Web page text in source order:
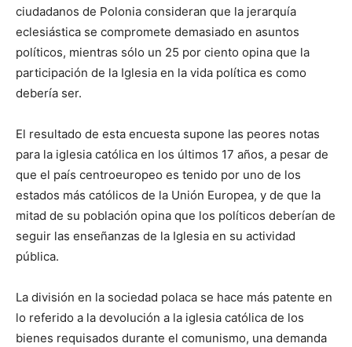
ciudadanos de Polonia consideran que la jerarquía
eclesiástica se compromete demasiado en asuntos
políticos, mientras sólo un 25 por ciento opina que la
participación de la Iglesia en la vida política es como
debería ser.
El resultado de esta encuesta supone las peores notas
para la iglesia católica en los últimos 17 años, a pesar de
que el país centroeuropeo es tenido por uno de los
estados más católicos de la Unión Europea, y de que la
mitad de su población opina que los políticos deberían de
seguir las enseñanzas de la Iglesia en su actividad
pública.
La división en la sociedad polaca se hace más patente en
lo referido a la devolución a la iglesia católica de los
bienes requisados durante el comunismo, una demanda